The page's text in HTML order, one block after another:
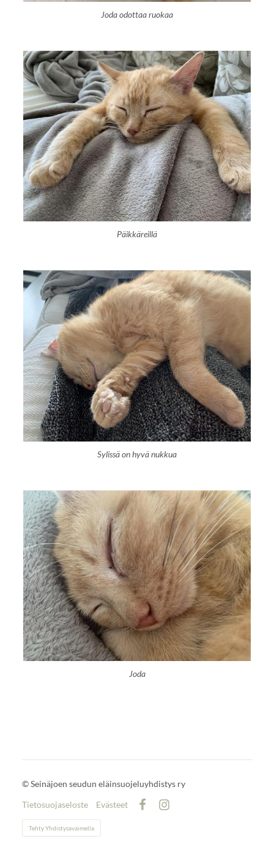
Joda odottaa ruokaa
Päikkäreillä
Sylissä on hyvä nukkua
Joda
©Seinäjoen seudun eläinsuojeluyhdistys ry
Tietosuojaseloste
Evästeet
Tehty Yhdistysavaimella